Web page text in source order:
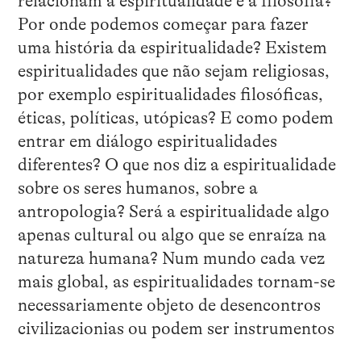
Por onde podemos começar para fazer
uma história da espiritualidade? Existem
espiritualidades que não sejam religiosas,
por exemplo espiritualidades filosóficas,
éticas, políticas, utópicas? E como podem
entrar em diálogo espiritualidades
diferentes? O que nos diz a espiritualidade
sobre os seres humanos, sobre a
antropologia? Será a espiritualidade algo
apenas cultural ou algo que se enraíza na
natureza humana? Num mundo cada vez
mais global, as espiritualidades tornam-se
necessariamente objeto de desencontros
civilizacionias ou podem ser instrumentos